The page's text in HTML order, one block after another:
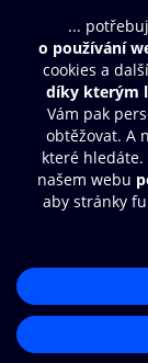
Obsah ke stažení
Moje O2
Další zábava
© O2 Czech
Přístupnost
Zásady